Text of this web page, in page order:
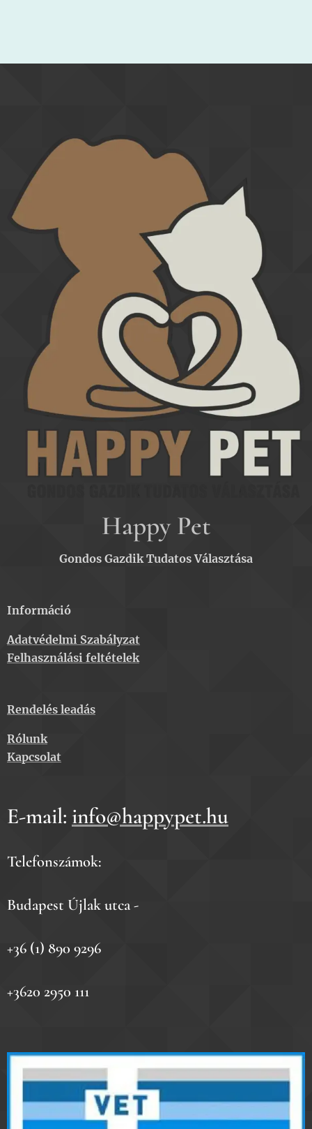
Happy Pet
Gondos Gazdik Tudatos Választása
Információ
Adatvédelmi Szabályzat
Felhasználási feltételek
Rendelés leadás
Rólunk
Kapcsolat
E-mail: info@happypet.hu
Telefonszámok:
Budapest Újlak utca -
+36 (1) 890 9296
+3620 2950 111